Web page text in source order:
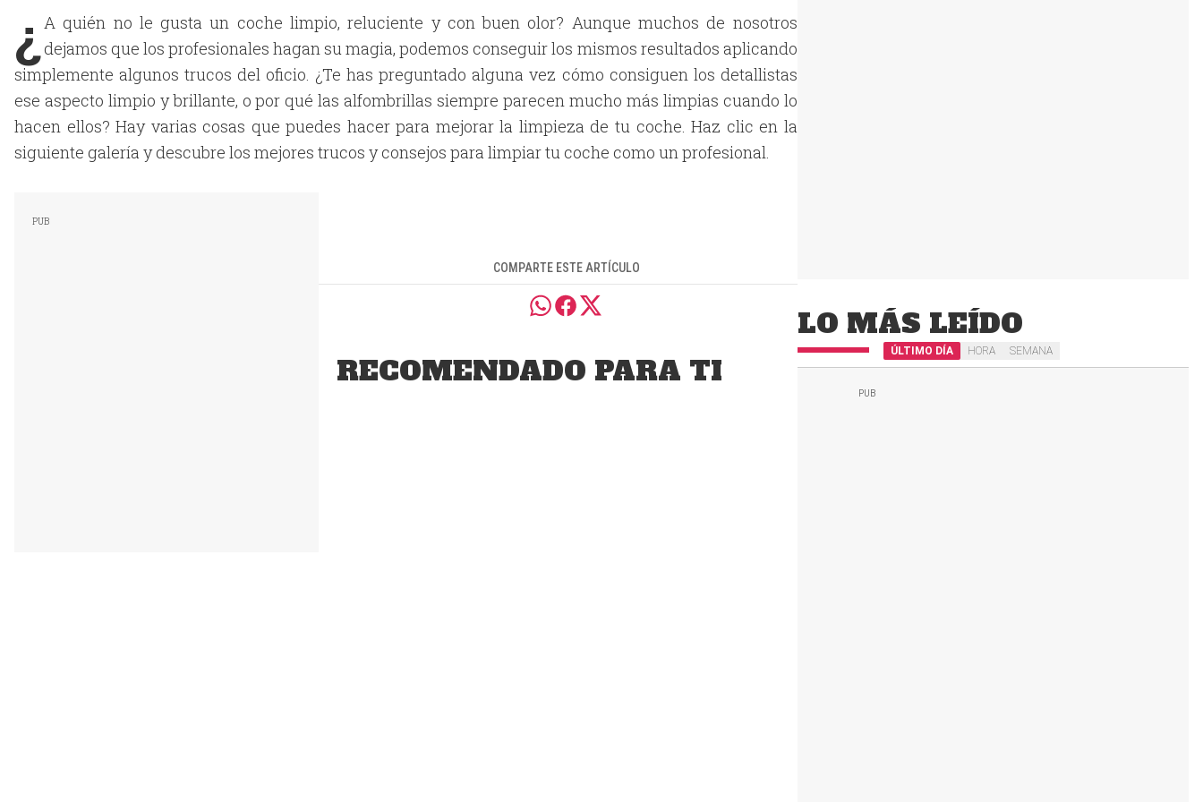
¿ A quién no le gusta un coche limpio, reluciente y con buen olor? Aunque muchos de nosotros
dejamos que los profesionales hagan su magia, podemos conseguir los mismos resultados aplicando
simplemente algunos trucos del oficio. ¿Te has preguntado alguna vez cómo consiguen los detallistas
ese aspecto limpio y brillante, o por qué las alfombrillas siempre parecen mucho más limpias cuando lo
hacen ellos? Hay varias cosas que puedes hacer para mejorar la limpieza de tu coche. Haz clic en la
siguiente galería y descubre los mejores trucos y consejos para limpiar tu coche como un profesional.
COMPARTE ESTE ARTÍCULO
RECOMENDADO PARA TI
LO MÁS LEÍDO
ÚLTIMO DÍA HORA SEMANA